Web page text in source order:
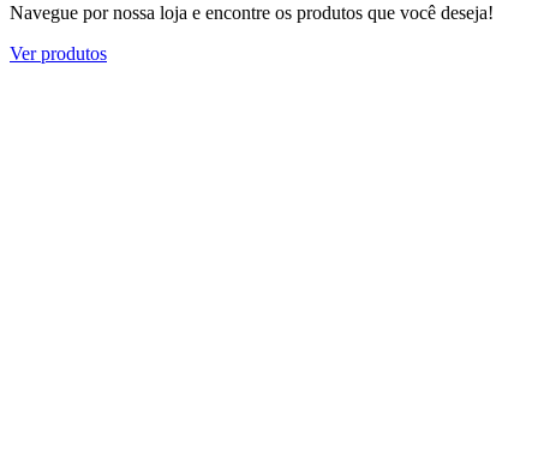
Navegue por nossa loja e encontre os produtos que você deseja!
Ver produtos